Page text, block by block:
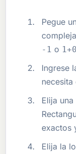
Pegue
-1 o
Ingrese
Elija
exactos
Elija la